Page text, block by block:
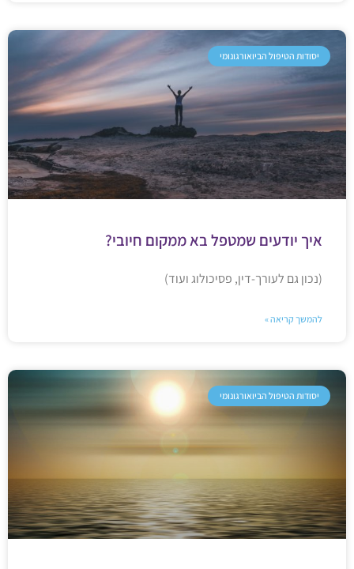
יסודות הטיפול הביואורגונומי
איך יודעים שמטפל בא ממקום חיובי?
(נכון גם לעורך-דין, פסיכולוג ועוד)
להמשך קריאה »
יסודות הטיפול הביואורגונומי